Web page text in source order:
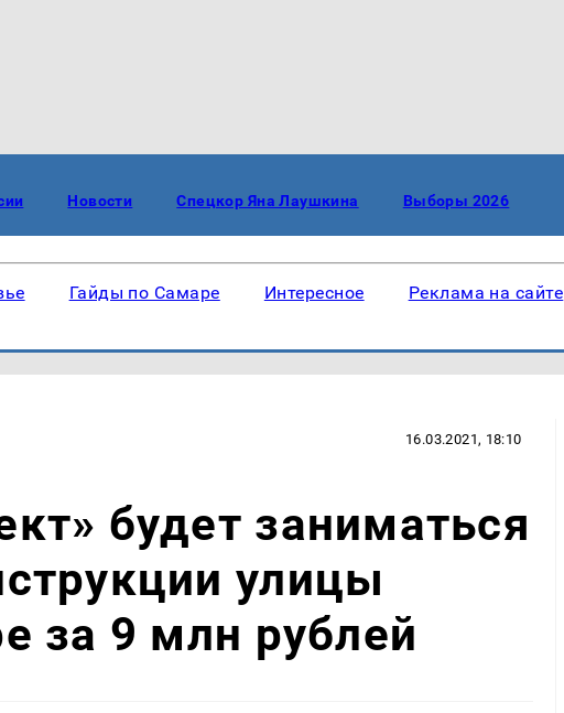
Новости Спецкор Яна Лаушкина Выборы 2026
Гайды по Самаре Интересное Реклама на сайте
16.03.2021, 18:10
будет заниматься
улицы
за 9 млн рублей